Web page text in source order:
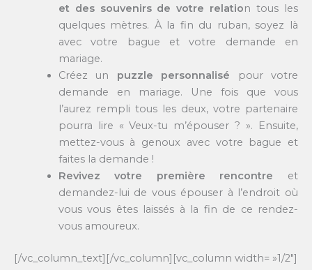
et des souvenirs de votre relation tous les
quelques mètres. À la fin du ruban, soyez là
avec votre bague et votre demande en
mariage.
Créez un puzzle personnalisé pour votre
demande en mariage. Une fois que vous
l’aurez rempli tous les deux, votre partenaire
pourra lire « Veux-tu m’épouser ? ». Ensuite,
mettez-vous à genoux avec votre bague et
faites la demande !
Revivez votre première rencontre et
demandez-lui de vous épouser à l’endroit où
vous vous êtes laissés à la fin de ce rendez-
vous amoureux.
[/vc_column_text][/vc_column][vc_column width= »1/2″]